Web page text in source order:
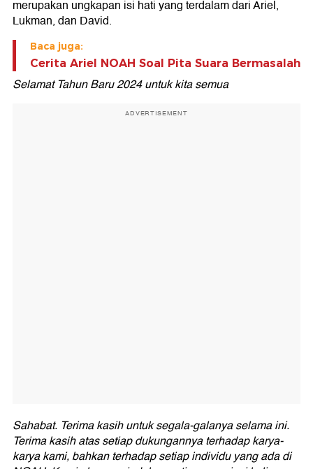
merupakan ungkapan isi hati yang terdalam dari Ariel,
Lukman, dan David.
Baca juga:
Cerita Ariel NOAH Soal Pita Suara Bermasalah
Selamat Tahun Baru 2024 untuk kita semua
ADVERTISEMENT
Sahabat. Terima kasih untuk segala-galanya selama ini.
Terima kasih atas setiap dukungannya terhadap karya-
karya kami, bahkan terhadap setiap individu yang ada di